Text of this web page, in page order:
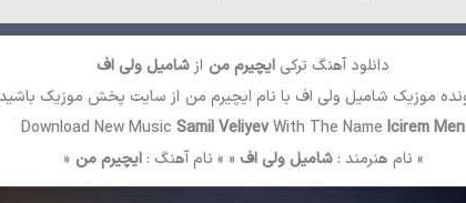
دانلود آهنگ ترکی ایچیرم من از شامیل ولی اف
موزیک شامیل ولی اف با نام ایچیرم من از سایت پخش موزیک باشید
Download New MusicSamil VeliyevWith The NameIcirem Men
» نام هنرمند :شامیل ولی اف « » نام آهنگ :ایچیرم من «